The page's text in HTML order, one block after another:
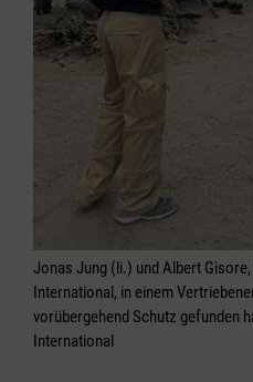
Jonas Jung (li.) und Albert
International, in einem
vorübergehend Schutz gefunden
International